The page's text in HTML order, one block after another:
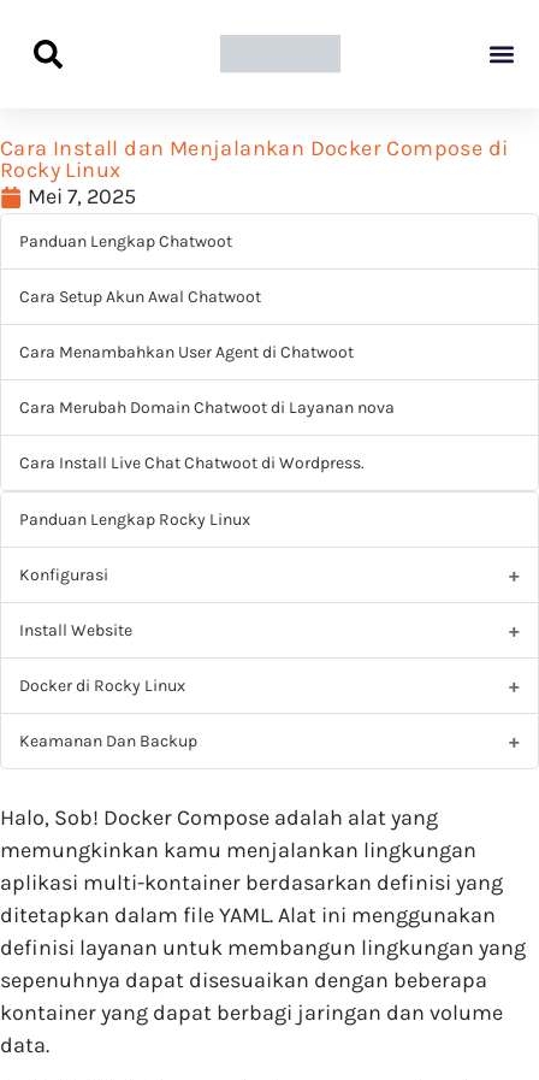
Cara Install dan Menjalankan Docker Compose di
Rocky Linux
Mei 7, 2025
Panduan Lengkap Chatwoot
Cara Setup Akun Awal Chatwoot
Cara Menambahkan User Agent di Chatwoot
Cara Merubah Domain Chatwoot di Layanan nova
Cara Install Live Chat Chatwoot di Wordpress.
Panduan Lengkap Rocky Linux
Konfigurasi
Install Website
Docker di Rocky Linux
Keamanan Dan Backup
Halo, Sob! Docker Compose adalah alat yang
memungkinkan kamu menjalankan lingkungan
aplikasi multi-kontainer berdasarkan definisi yang
ditetapkan dalam file YAML. Alat ini menggunakan
definisi layanan untuk membangun lingkungan yang
sepenuhnya dapat disesuaikan dengan beberapa
kontainer yang dapat berbagi jaringan dan volume
data.